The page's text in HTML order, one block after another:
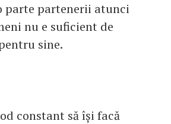
parte partenerii atunci
nu e suficient de
sine.
constant să își facă